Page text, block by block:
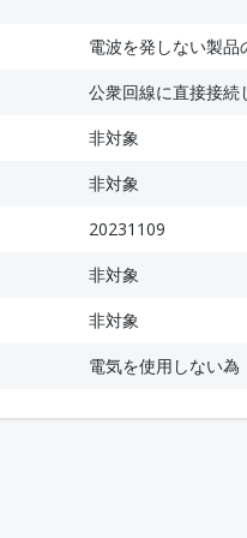
電波を発しない製品
公衆回線に直接接続
非対象
非対象
20231109
非対象
非対象
電気を使用しない為